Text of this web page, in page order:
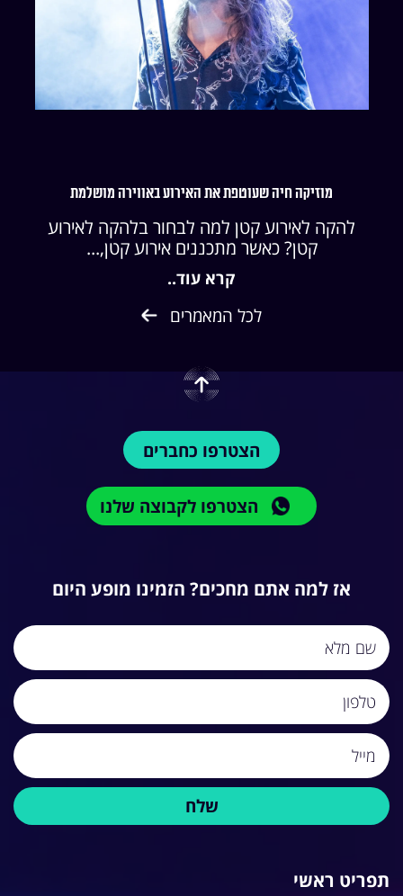
מוזיקה חיה שעוטפת את האירוע באווירה מושלמת
להקה לאירוע קטן למה לבחור בלהקה לאירוע
קטן? כאשר מתכננים אירוע קטן,...
קרא עוד..
לכל המאמרים
אז למה אתם מחכים? הזמינו מופע היום
הצטרפו כחברים
הצטרפו לקבוצה שלנו
תפריט ראשי